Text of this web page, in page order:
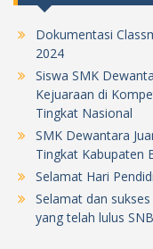
Dokumentasi
2024
Siswa SMK
Kejuaraan di
Tingkat Nasional
SMK Dewantara
Tingkat Kabupaten
Selamat Hari
Selamat dan
yang telah lulus